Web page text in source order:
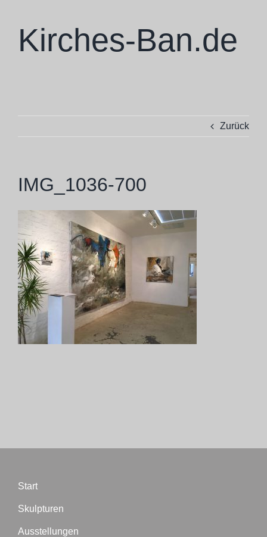
springenKirches-Ban.de
Zurück
IMG_1036-700
Start
Skulpturen
Ausstellungen